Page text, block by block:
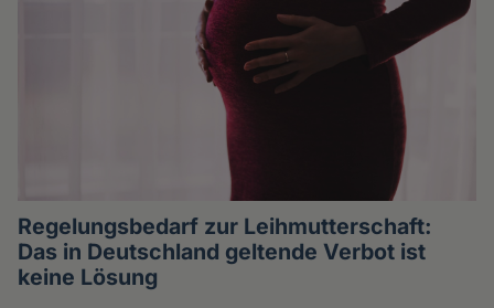
Regelungsbedarf zur Leihmutterschaft:
Das in Deutschland geltende Verbot ist
keine Lösung